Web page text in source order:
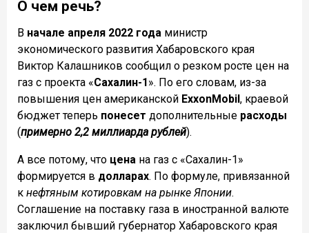
О чем речь?
В начале апреля 2022 года министр
экономического развития Хабаровского края
Виктор Калашников сообщил о резком росте цен на
газ с проекта «Сахалин-1». По его словам, из-за
повышения цен американской ExxonMobil, краевой
бюджет теперь понесет дополнительные расходы
(примерно 2,2 миллиарда рублей).
А все потому, что цена на газ с «Сахалин-1»
формируется в долларах. По формуле, привязанной
к нефтяным котировкам на рынке Японии.
Соглашение на поставку газа в иностранной валюте
заключил бывший губернатор Хабаровского края